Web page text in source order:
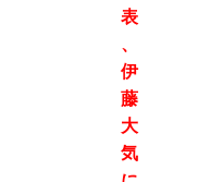
表
、
伊
藤
大
気